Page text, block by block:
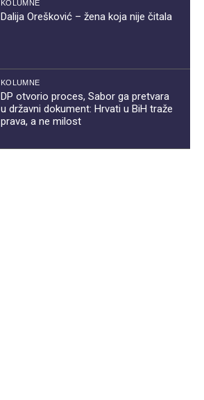
KOLUMNE
Dalija Orešković – žena koja nije čitala
KOLUMNE
DP otvorio proces, Sabor ga pretvara
u državni dokument: Hrvati u BiH traže
prava, a ne milost